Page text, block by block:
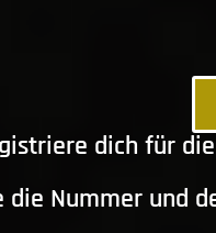
dich für
die Nummer und